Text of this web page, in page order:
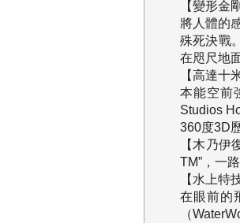
【變形金
將人體的
殊死決戰
在咫尺地
【高達十
本能空前
Studios
360度3D歷
【木乃
TM”，一
【水上特
在眼前的
（